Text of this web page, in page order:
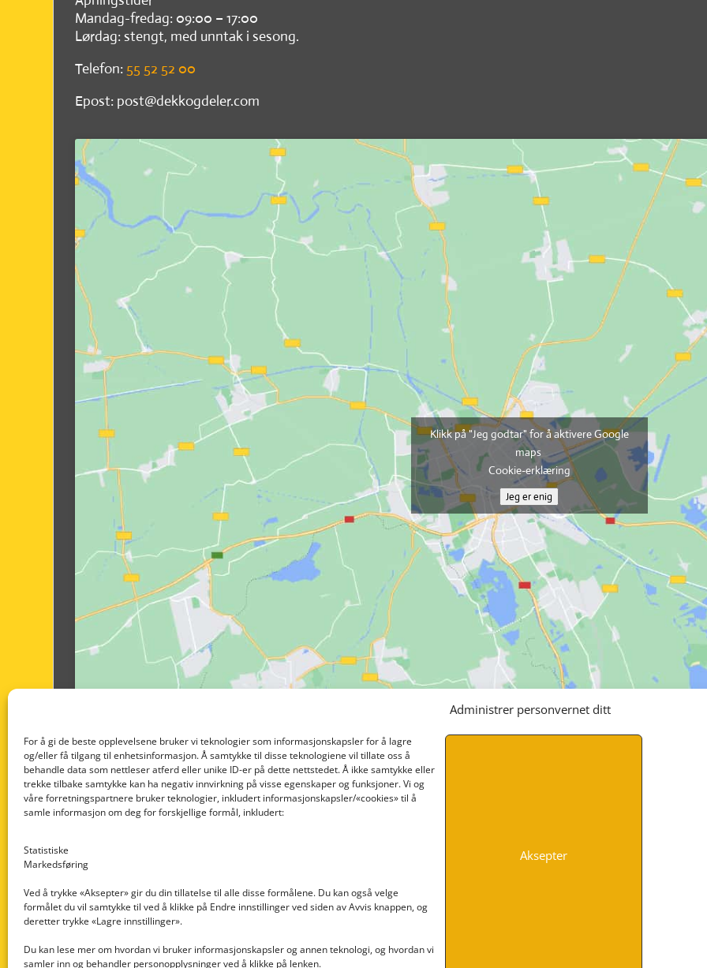
Administrer personvernet ditt
For å gi de beste opplevelsene bruker vi teknologier som informasjonskapsler for å lagre
og/eller få tilgang til enhetsinformasjon. Å samtykke til disse teknologiene vil tillate oss å
behandle data som nettleser atferd eller unike ID-er på dette nettstedet. Å ikke samtykke eller
trekke tilbake samtykke kan ha negativ innvirkning på visse egenskaper og funksjoner. Vi og
våre forretningspartnere bruker teknologier, inkludert informasjonskapsler/«cookies» til å
samle informasjon om deg for forskjellige formål, inkludert:
Statistiske
Markedsføring
Ved å trykke «Aksepter» gir du din tillatelse til alle disse formålene. Du kan også velge
formålet du vil samtykke til ved å klikke på Endre innstillinger ved siden av Avvis knappen, og
deretter trykke «Lagre innstillinger».
Du kan lese mer om hvordan vi bruker informasjonskapsler og annen teknologi, og hvordan vi
samler inn og behandler personopplysninger ved å klikke på lenken.
Aksepter
Mandag-fredag: 09:00 – 17:00
Lørdag: stengt, med unntak i sesong.
Telefon: 55 52 52 00
Epost: post@dekkogdeler.com
Klikk på "Jeg godtar" for å aktivere Google
maps
Cookie-erklæring
Jeg er enig
Nedre Nøttveit 60, 5238 Rådal
Email: post@dekkogdeler.com
INFORMASJON